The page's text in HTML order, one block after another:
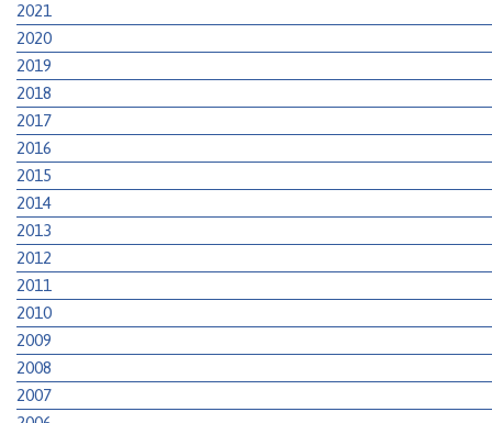
2021
2020
2019
2018
2017
2016
2015
2014
2013
2012
2011
2010
2009
2008
2007